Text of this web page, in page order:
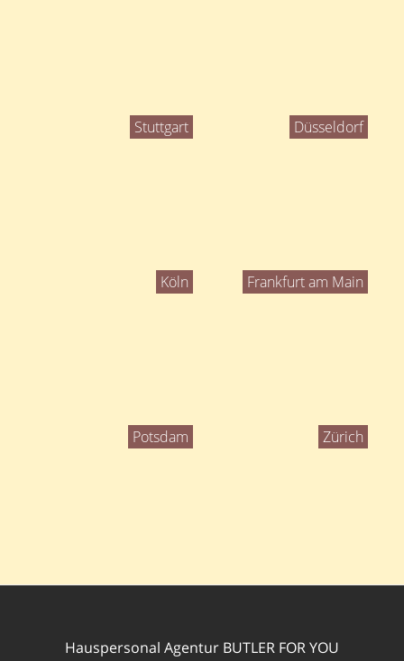
Stuttgart Düsseldorf
Köln Frankfurt am Main
Potsdam Zürich
Hauspersonal Agentur BUTLER FOR YOU